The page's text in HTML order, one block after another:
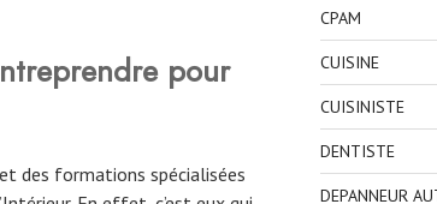
pour
des formations spécialisées
CPAM
CUISINE
CUISINISTE
DENTISTE
DEPANNEUR